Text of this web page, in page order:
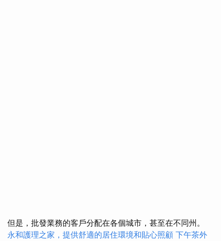
但是，批發業務的客戶分配在各個城市，甚至在不同州。
永和護理之家，提供舒適的居住環境和貼心照顧 下午茶外